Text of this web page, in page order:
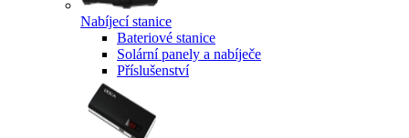
Nabíjecí stanice
Bateriové stanice
Solární panely a nabíječe
Příslušenství